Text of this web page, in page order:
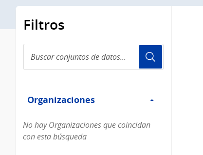
Filtros
conjuntos
de
Organizaciones
Organizaciones
No hay Organizaciones que coincidan
con esta búsqueda